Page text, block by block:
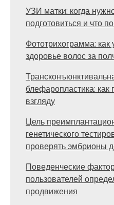
УЗИ матки: когда
подготовиться и что
Фототрихограмма: как
здоровье волос за
блефаропластика: как
взгляду
Цель
генетического
проверять эмбрионы
Поведенческие
пользователей
продвижения